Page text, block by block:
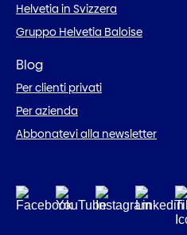
Helvetia in Svizzera
Gruppo Helvetia Baloise
Blog
Per clienti privati
Per azienda
Abbonatevi alla newsletter